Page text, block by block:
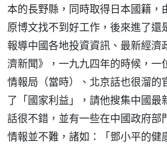
本的長野縣，同時取得日本國籍，
原博文找不到好工作，後來進了還
報導中國各地投資資訊、最新經濟
濟新聞》，一九九四年的時候，一
情報局（當時）、北京話也很溜的
了「國家利益」，請他搜集中國最
話很不錯，並有一些在中國政府部
情報並不難，諸如：「鄧小平的健